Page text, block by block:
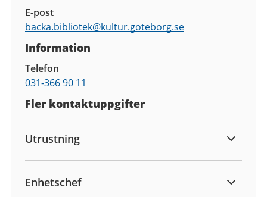
E-post
backa.bibliotek@kultur.goteborg.se
Information
Telefon
031-366 90 11
Fler kontaktuppgifter
Utrustning
Enhetschef